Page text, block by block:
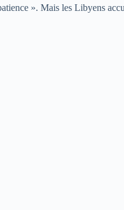
». Mais les Libyens